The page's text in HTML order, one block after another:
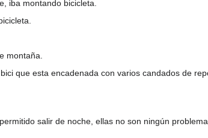
iba montando bicicleta.
montaña.
que esta encadenada con varios candados de
salir de noche, ellas no son ningún